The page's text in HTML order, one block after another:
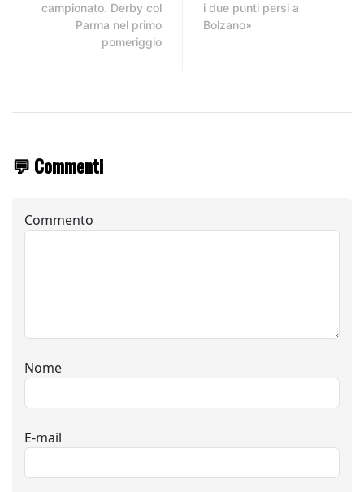
campionato. Derby col
Parma nel primo
pomeriggio
i due punti persi a
Bolzano»
💬 Commenti